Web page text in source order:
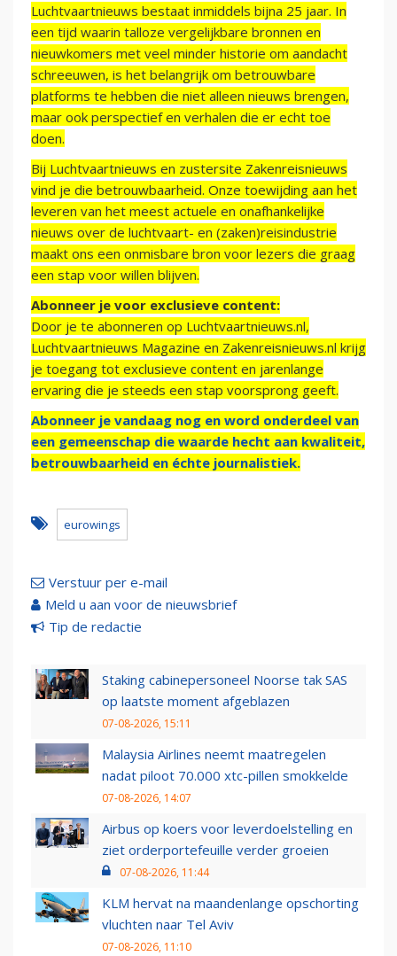
Luchtvaartnieuws bestaat inmiddels bijna 25 jaar. In
een tijd waarin talloze vergelijkbare bronnen en
nieuwkomers met veel minder historie om aandacht
schreeuwen, is het belangrijk om betrouwbare
platforms te hebben die niet alleen nieuws brengen,
maar ook perspectief en verhalen die er echt toe
doen.
Bij Luchtvaartnieuws en zustersite Zakenreisnieuws
vind je die betrouwbaarheid. Onze toewijding aan het
leveren van het meest actuele en onafhankelijke
nieuws over de luchtvaart- en (zaken)reisindustrie
maakt ons een onmisbare bron voor lezers die graag
een stap voor willen blijven.
Abonneer je voor exclusieve content:
Door je te abonneren op Luchtvaartnieuws.nl,
Luchtvaartnieuws Magazine en Zakenreisnieuws.nl krijg
je toegang tot exclusieve content en jarenlange
ervaring die je steeds een stap voorsprong geeft.
Abonneer je vandaag nog en word onderdeel van
een gemeenschap die waarde hecht aan kwaliteit,
betrouwbaarheid en échte journalistiek.
eurowings
Verstuur per e-mail
Meld u aan voor de nieuwsbrief
Tip de redactie
Staking cabinepersoneel Noorse tak SAS
op laatste moment afgeblazen
07-08-2026, 15:11
Malaysia Airlines neemt maatregelen
nadat piloot 70.000 xtc-pillen smokkelde
07-08-2026, 14:07
Airbus op koers voor leverdoelstelling en
ziet orderportefeuille verder groeien
07-08-2026, 11:44
KLM hervat na maandenlange opschorting
vluchten naar Tel Aviv
07-08-2026, 11:10